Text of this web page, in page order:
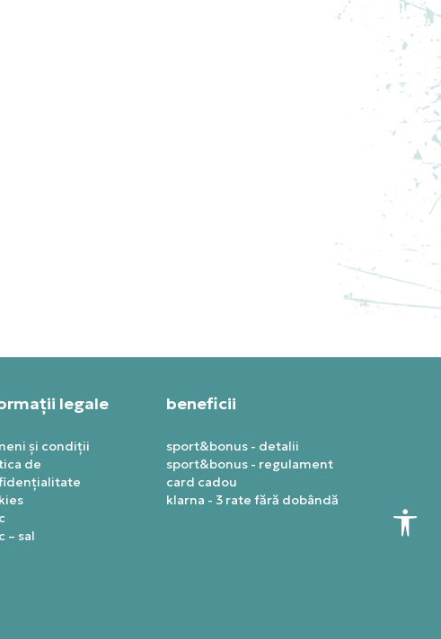
legale
și condiții
de
– sal
beneficii
sport&bonus - detalii
sport&bonus - regulament
card cadou
klarna - 3 rate fără dobândă